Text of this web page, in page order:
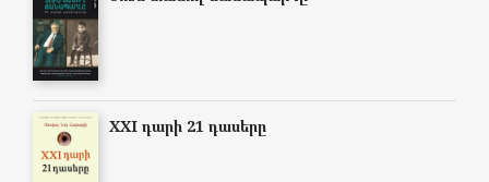
XXI դարի 21 դասերը